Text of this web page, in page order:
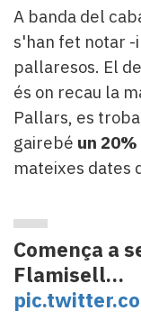
A banda del
s'han fet notar -
pallaresos. El de
és on recau la
Pallars, es
gairebé un
mateixes dates
Comença a
Flamisell…